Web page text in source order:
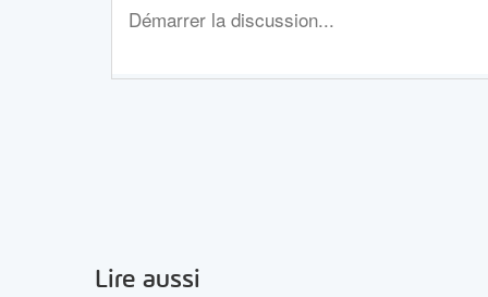
Lire aussi